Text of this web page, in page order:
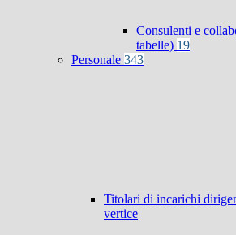
Consulenti e
tabelle) 19
Personale 343
Titolari di incarichi
vertice